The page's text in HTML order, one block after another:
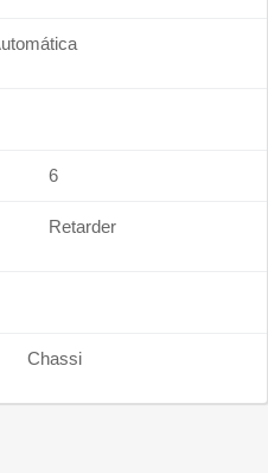
6
Retarder
Chassi